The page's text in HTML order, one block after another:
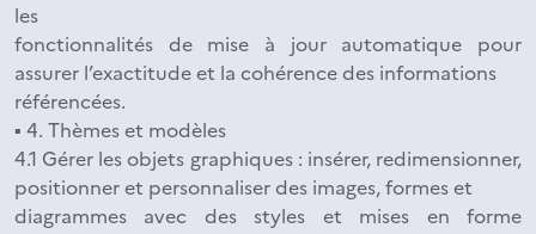
les
fonctionnalités de mise à jour automatique pour
assurer l’exactitude et la cohérence des informations
référencées.
▪ 4. Thèmes et modèles
4.1 Gérer les objets graphiques : insérer, redimensionner,
positionner et personnaliser des images, formes et
diagrammes avec des styles et mises en forme